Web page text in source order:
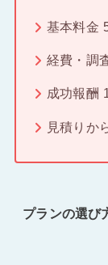
基本料金
経費・調
成功報酬
見積りか
プランの選び